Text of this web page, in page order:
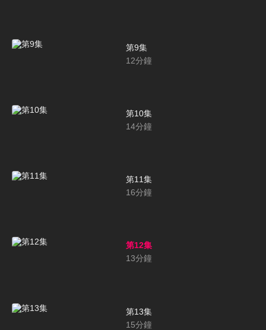
第9集
12分鐘
第10集
14分鐘
第11集
16分鐘
第12集
13分鐘
第13集
15分鐘